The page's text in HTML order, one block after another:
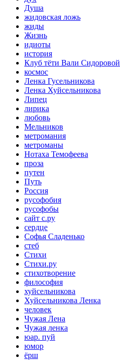
Душа
жидовская ложь
жиды
Жизнь
идиоты
история
Клуб тёти Вали Сидоровой
космос
Ленка Гусельникова
Ленка Хуйсельникова
Липец
лирика
любовь
Мельников
метромания
метроманы
Нотаха Темофеева
проза
путен
Путь
Россия
русофобия
русофобы
сайт с.ру
сердце
Софья Сладенько
стеб
Стихи
Стихи.ру
стихотворение
философия
хуйсельникова
Хуйсельникова Ленка
человек
Чужая Лена
Чужая ленка
юар. пуй
юмор
ёрш